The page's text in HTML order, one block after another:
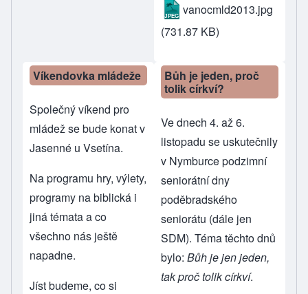
vanocmld2013.jpg
(731.87 KB)
Víkendovka mládeže
Společný víkend pro
mládež se bude konat v
Jasenné u Vsetína.
Na programu hry, výlety,
programy na biblická i
jiná témata a co
všechno nás ještě
napadne.
Jíst budeme, co si
Bůh je jeden, proč
tolik církví?
Ve dnech 4. až 6.
listopadu se uskutečnily
v Nymburce podzimní
seniorátní dny
poděbradského
seniorátu (dále jen
SDM). Téma těchto dnů
bylo: Bůh je jen jeden,
tak proč tolik církví.